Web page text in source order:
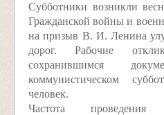
Субботники возникли
Гражданской войны и
на призыв В. И. Ленина
дорог. Рабочие
сохранившимся
коммунистическом
человек.
Частота